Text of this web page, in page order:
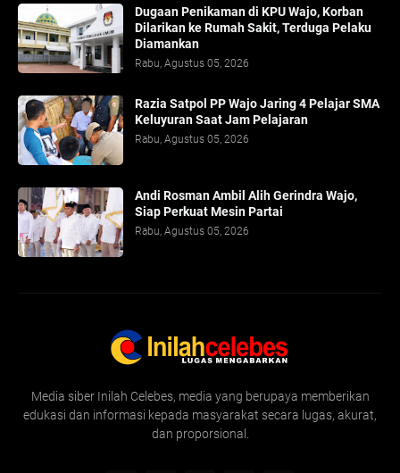
Dugaan Penikaman di KPU Wajo, Korban
Dilarikan ke Rumah Sakit, Terduga Pelaku
Diamankan
Rabu, Agustus 05, 2026
Razia Satpol PP Wajo Jaring 4 Pelajar SMA
Keluyuran Saat Jam Pelajaran
Rabu, Agustus 05, 2026
Andi Rosman Ambil Alih Gerindra Wajo,
Siap Perkuat Mesin Partai
Rabu, Agustus 05, 2026
Media siber Inilah Celebes, media yang berupaya memberikan
edukasi dan informasi kepada masyarakat secara lugas, akurat,
dan proporsional.